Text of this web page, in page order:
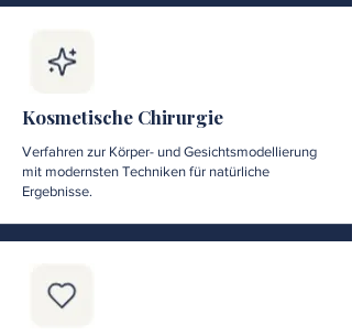
Kosmetische Chirurgie
Verfahren zur Körper- und Gesichtsmodellierung
mit modernsten Techniken für natürliche
Ergebnisse.